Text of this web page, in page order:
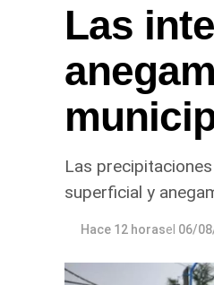
Fiske
Las
Las
superficial y
Hace 12 horasel 06/